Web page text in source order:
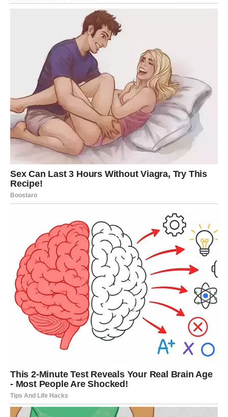
vaše želje i planove. Zajednički razgovori dodatno će
učvrstiti vaš odnos i donijeti vam osjećaj sigurnosti.
Sreća dolazi kroz prave izbore
uticaj na ono što slijedi.
Ne dozvolite da vas tuđa mišljenja udalje od vaših ciljeva.
Kada budete vjerovali sebi i ostali dosljedni svojim
planovima, mnoge okolnosti razvijaće se u vašu korist.
Svaki novi korak približiće vas životu kakav želite.
Jedna vijest donosi veliko zadovoljstvo
Pred vama je informacija koja će vas iskreno obradovati.
Može biti povezana s poslom, finansijama ili privatnim
životom, a donijeće vam osjećaj olakšanja i potvrditi da
ste na pravom putu.